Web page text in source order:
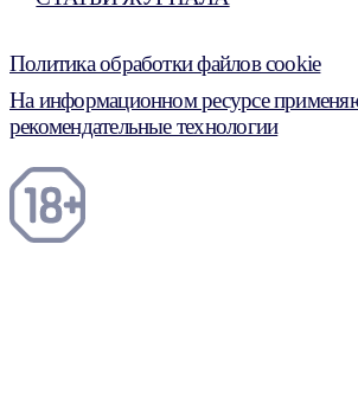
Политика обработки файлов cookie
На информационном ресурсе
рекомендательные технологии